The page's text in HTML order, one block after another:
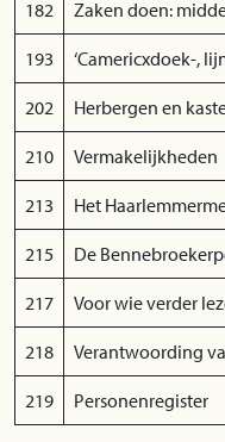
182 Zaken doen:
193 ‘Camericxdoek-,
202 Herbergen en
210 Vermakelijkheden
213 Het
215 De
217 Voor wie verder
218 Verantwoording
219 Personenregister